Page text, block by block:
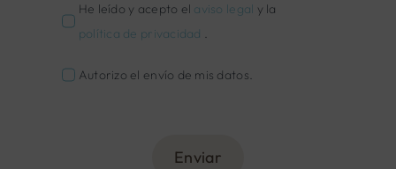
He leído y acepto el aviso legal y la
política de privacidad .
Autorizo el envío de mis datos.
Enviar